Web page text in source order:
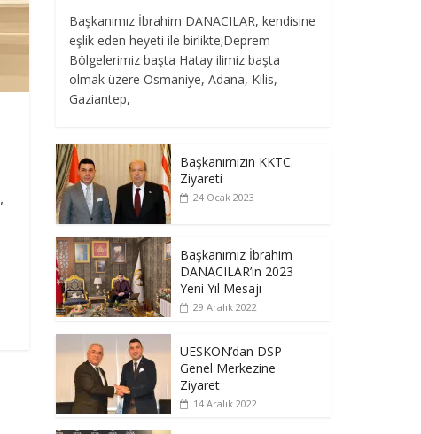
,
Başkanımız İbrahim DANACILAR, kendisine
eşlik eden heyeti ile birlikte;Deprem
Bölgelerimiz başta Hatay ilimiz başta
olmak üzere Osmaniye, Adana, Kilis,
Gaziantep,
Başkanımızın KKTC.
Ziyareti
24 Ocak 2023
Başkanımız İbrahim
DANACILAR’ın 2023
Yeni Yıl Mesajı
29 Aralık 2022
UESKON’dan DSP
Genel Merkezine
Ziyaret
14 Aralık 2022